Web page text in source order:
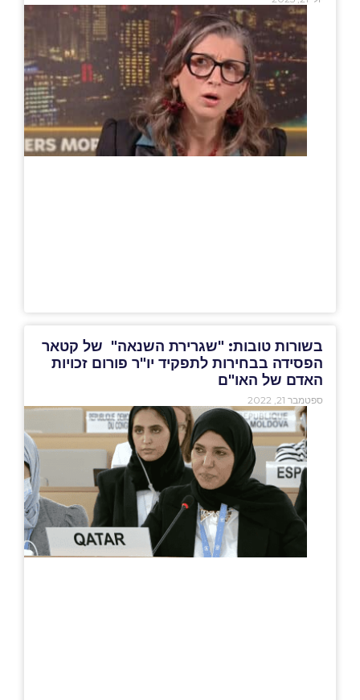
בשורות טובות: "שגרירת השנאה" של קטאר
הפסידה בבחירות לתפקיד יו"ר פורום זכויות
האדם של האו"ם
ספטמבר 21, 2022